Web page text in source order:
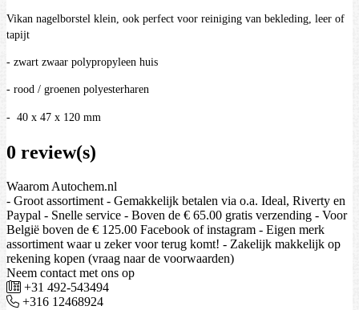
Vikan nagelborstel klein, ook perfect voor reiniging van bekleding, leer of
tapijt
- zwart zwaar polypropyleen huis
- rood / groenen polyesterharen
- 40 x 47 x 120 mm
0 review(s)
Waarom Autochem.nl
- Groot assortiment - Gemakkelijk betalen via o.a. Ideal, Riverty en
Paypal - Snelle service - Boven de € 65.00 gratis verzending - Voor
België boven de € 125.00 Facebook of instagram - Eigen merk
assortiment waar u zeker voor terug komt! - Zakelijk makkelijk op
rekening kopen (vraag naar de voorwaarden)
Neem contact met ons op
+31 492-543494
+316 12468924